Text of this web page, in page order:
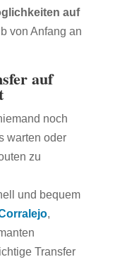
auf
von Anfang an
auf
noch
warten oder
zu
und bequem
,
Transfer